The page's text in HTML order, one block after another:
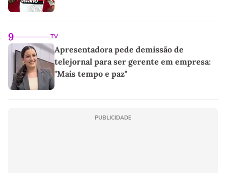
9 TV
Apresentadora pede demissão de
telejornal para ser gerente em empresa:
"Mais tempo e paz"
PUBLICIDADE